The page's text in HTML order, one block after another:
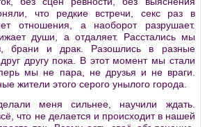
что редкие встречи, секс раз в
отношения, а наоборот разрушает.
души, а отдаляет. Расстались мы
брани и драк. Разошлись в разные
другу пока. В этот момент мы стали
мы не пара, не друзья и не враги.
жители этого серого унылого города.
меня сильнее, научили ждать.
что не делается и происходит в нашей